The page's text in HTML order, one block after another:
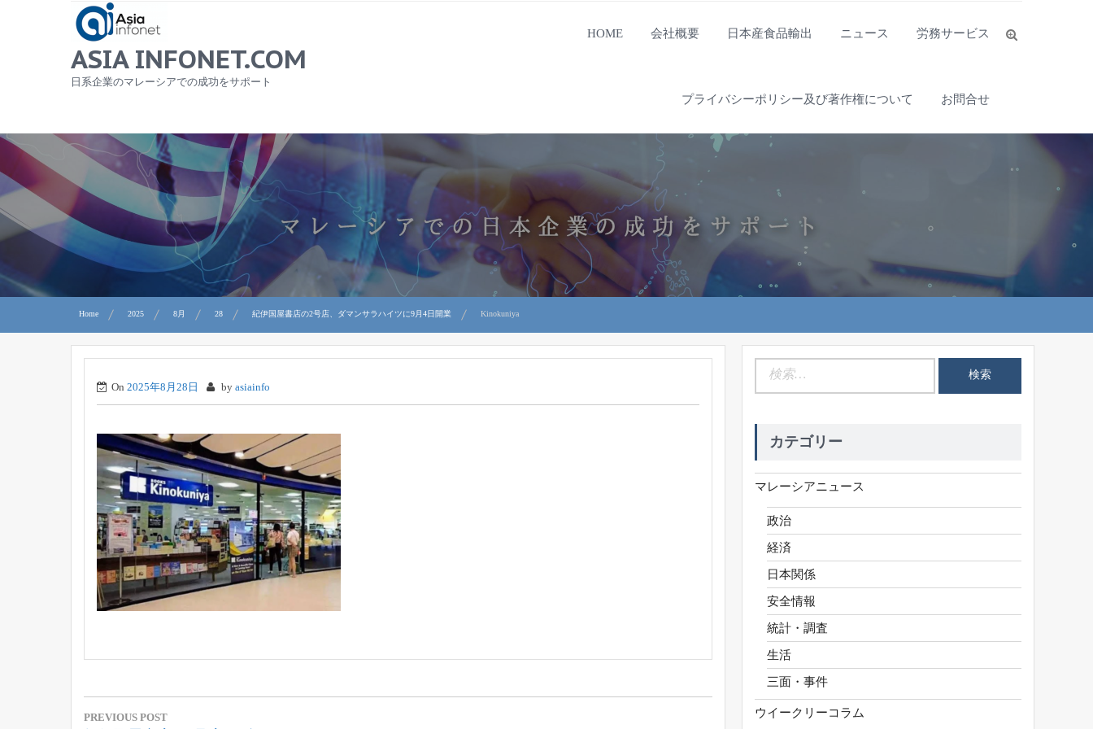
ASIA INFONET.COM
日系企業のマレーシアでの成功をサポート
HOME 会社概要 日本産食品輸出 ニュース 労務サービス
プライバシーポリシー及び著作権について お問合せ
Home 2025 8月 28 紀伊国屋書店の2号店、ダマンサラハイツに9月4日開業 Kinokuniya
On 2025年8月28日 by asiainfo
投
PREVIOUS POST
カテゴリー
マレーシアニュース
政治
経済
日本関係
安全情報
統計・調査
生活
三面・事件
ウイークリーコラム